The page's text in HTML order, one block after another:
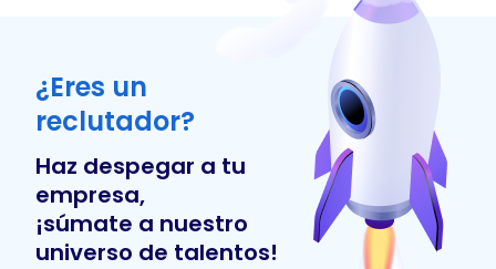
¿Eres un
reclutador?
Haz despegar a tu
empresa,
¡súmate a nuestro
universo de talentos!